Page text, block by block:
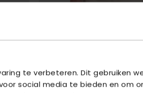
te verbeteren. Dit gebruiken
social media te bieden en om
NO EXCESS
€ 44,99 € 59,99